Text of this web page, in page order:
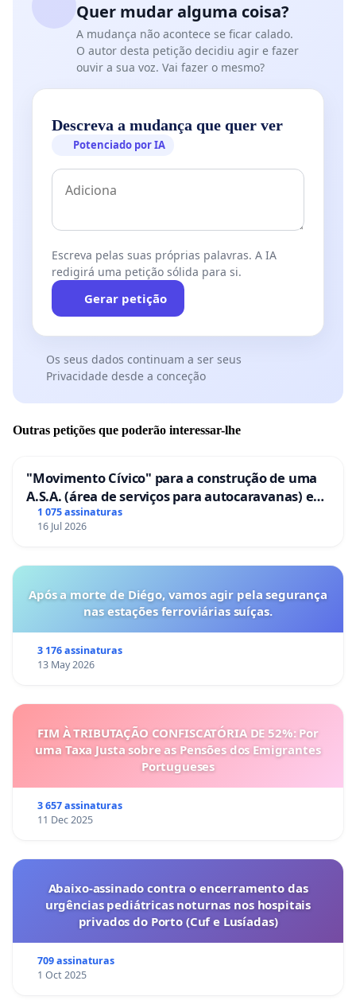
Quer mudar alguma coisa?
A mudança não acontece se ficar calado.
O autor desta petição decidiu agir e fazer
ouvir a sua voz. Vai fazer o mesmo?
Descreva a mudança que quer ver
Potenciado por IA
Escreva pelas suas próprias palavras. A IA
redigirá uma petição sólida para si.
Gerar petição
Os seus dados continuam a ser seus
Privacidade desde a conceção
Outras petições que poderão interessar-lhe
"Movimento Cívico" para a construção de uma
A.S.A. (área de serviços para autocaravanas) em
Coimbra
1 075 assinaturas
16 Jul 2026
Após a morte de Diégo, vamos agir pela segurança
nas estações ferroviárias suíças.
3 176 assinaturas
13 May 2026
FIM À TRIBUTAÇÃO CONFISCATÓRIA DE 52%: Por
uma Taxa Justa sobre as Pensões dos Emigrantes
Portugueses
3 657 assinaturas
11 Dec 2025
Abaixo-assinado contra o encerramento das
urgências pediátricas noturnas nos hospitais
privados do Porto (Cuf e Lusíadas)
709 assinaturas
1 Oct 2025